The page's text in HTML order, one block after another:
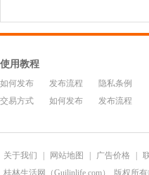
使用教程
如何发布 发布流程
隐私条例
交易方式
如何发布 发布流程
关于我们 网站地图 广告价格
桂林生活网（Guilinlife.com）
版权所有